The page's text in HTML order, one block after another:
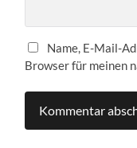
Name, E-Mail-
Browser für meinen